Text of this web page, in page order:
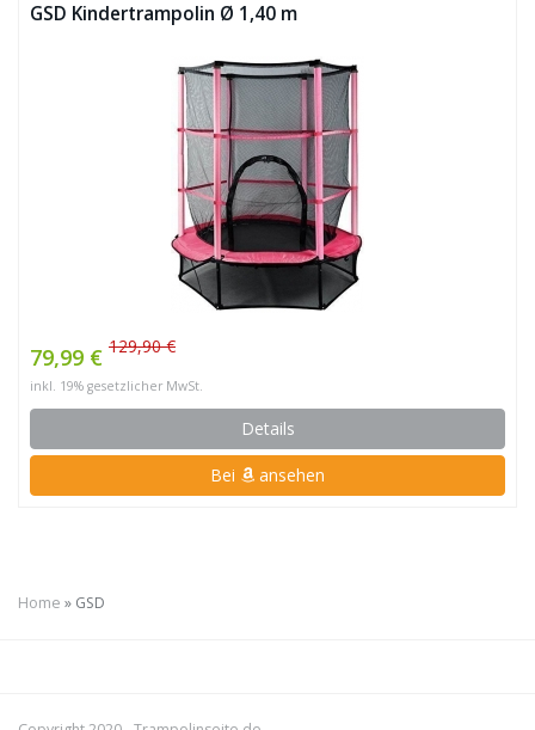
GSD Kindertrampolin Ø 1,40 m
79,99 € 129,90 €
inkl. 19% gesetzlicher MwSt.
Details
Bei ansehen
Home » GSD